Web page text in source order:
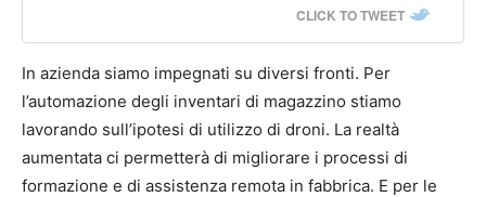
CLICK TO TWEET
In azienda siamo impegnati su diversi fronti. Per
l’automazione degli inventari di magazzino stiamo
lavorando sull’ipotesi di utilizzo di droni. La realtà
aumentata ci permetterà di migliorare i processi di
formazione e di assistenza remota in fabbrica. E per le